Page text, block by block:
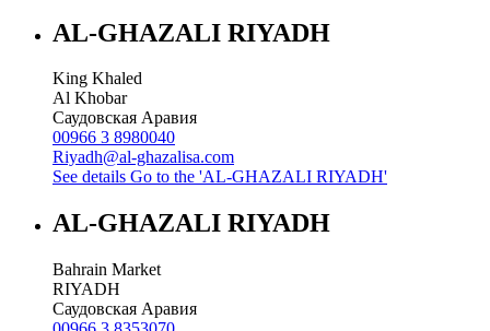
AL-GHAZALI RIYADH
King Khaled
Al Khobar
Саудовская Аравия
00966 3 8980040
Riyadh@al-ghazalisa.com
See details Go to the 'AL-GHAZALI RIYADH'
AL-GHAZALI RIYADH
Bahrain Market
RIYADH
Саудовская Аравия